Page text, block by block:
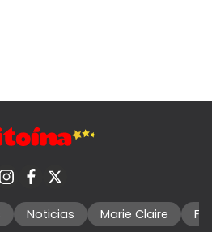
Noticias Marie Claire